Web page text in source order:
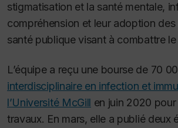
stigmatisation et la santé mentale,
compréhension et leur adoption des
santé publique visant à combattre
L’équipe a reçu une bourse de 70
interdisciplinaire en infection et
l’Université McGill en juin 2020
travaux. En mars, elle a publié deux